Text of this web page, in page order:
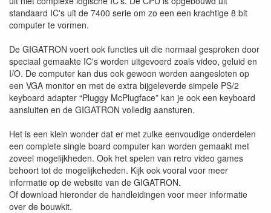
standaard IC's uit de 7400 serie om zo een een krachtige 8 bit
computer te vormen.
De GIGATRON voert ook functies uit die normaal gesproken door
speciaal gemaakte IC's worden uitgevoerd zoals video, geluid en
I/O. De computer kan dus ook gewoon worden aangesloten op
een VGA monitor en met de extra bijgeleverde simpele PS/2
keyboard adapter “Pluggy McPlugface” kan je ook een keyboard
aansluiten en de GIGATRON volledig aansturen.
Het is een klein wonder dat er met zulke eenvoudige onderdelen
een complete single board computer kan worden gemaakt met
zoveel mogelijkheden. Ook het spelen van retro video games
behoort tot de mogelijkeheden. Kijk ook vooral voor meer
informatie op de website van de GIGATRON.
Of download hieronder de handleidingen voor meer informatie
over de bouwkit.